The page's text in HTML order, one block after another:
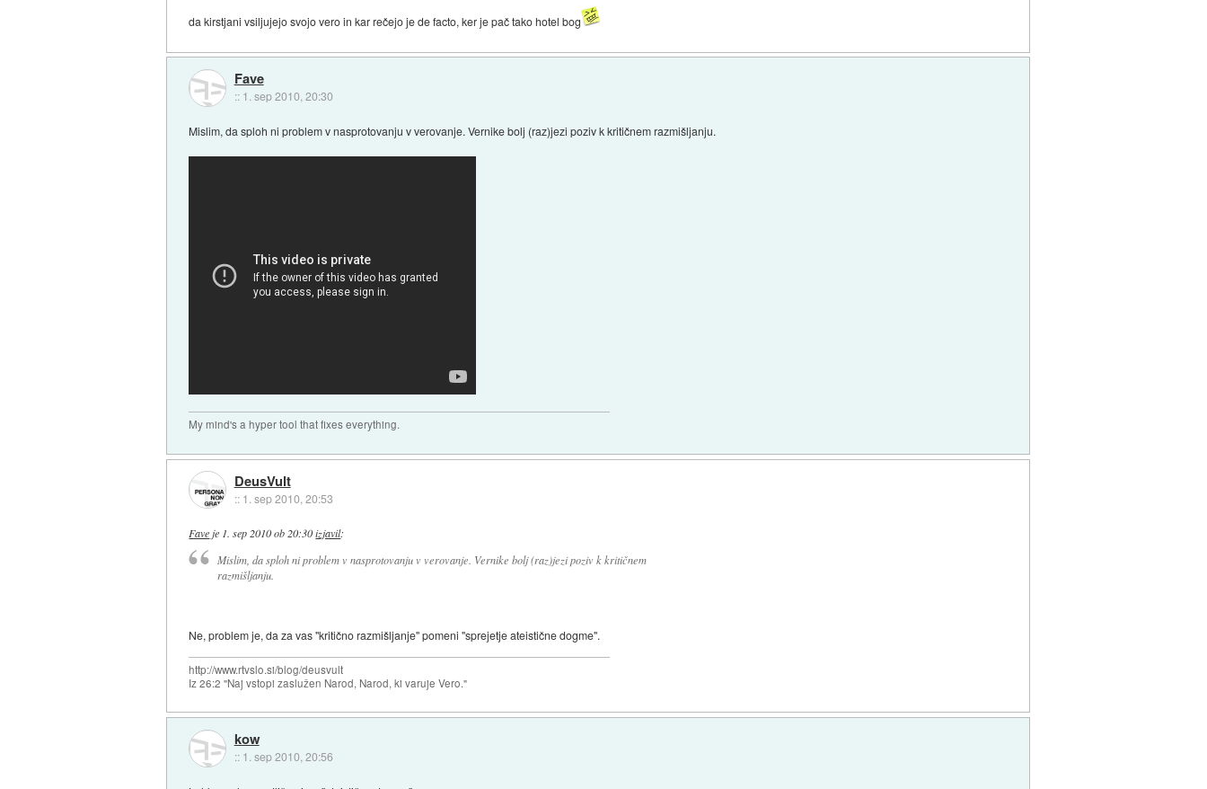
da kirstjani vsiljujejo svojo vero in kar rečejo je de facto, ker je pač tako hotel bog
Fave
:: 1. sep 2010, 20:30
Mislim, da sploh ni problem v nasprotovanju v verovanje. Vernike bolj (raz)jezi poziv k kritičnem razmišljanju.
My mind's a hyper tool that fixes everything.
DeusVult
:: 1. sep 2010, 20:53
Fave je 1. sep 2010 ob 20:30 izjavil:
Mislim, da sploh ni problem v nasprotovanju v verovanje. Vernike bolj (raz)jezi poziv k kritičnem
razmišljanju.
Ne, problem je, da za vas "kritično razmišljanje" pomeni "sprejetje ateistične dogme".
http://www.rtvslo.si/blog/deusvult
Iz 26:2 "Naj vstopi zaslužen Narod, Narod, ki varuje Vero."
kow
:: 1. sep 2010, 20:56